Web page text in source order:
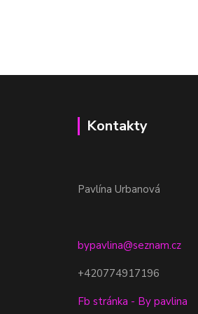
Kontakty
Pavlína Urbanová
bypavlina@seznam.cz
+420774917196
Fb stránka - By pavlina